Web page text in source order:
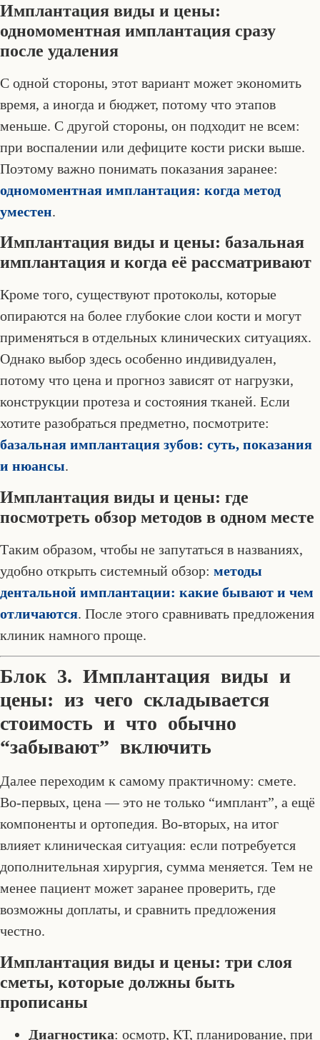
Имплантация виды и цены:
одномоментная имплантация сразу
после удаления
С одной стороны, этот вариант может экономить
время, а иногда и бюджет, потому что этапов
меньше. С другой стороны, он подходит не всем:
при воспалении или дефиците кости риски выше.
Поэтому важно понимать показания заранее:
одномоментная имплантация: когда метод
уместен.
Имплантация виды и цены: базальная
имплантация и когда её рассматривают
Кроме того, существуют протоколы, которые
опираются на более глубокие слои кости и могут
применяться в отдельных клинических ситуациях.
Однако выбор здесь особенно индивидуален,
потому что цена и прогноз зависят от нагрузки,
конструкции протеза и состояния тканей. Если
хотите разобраться предметно, посмотрите:
базальная имплантация зубов: суть, показания
и нюансы.
Имплантация виды и цены: где
посмотреть обзор методов в одном месте
Таким образом, чтобы не запутаться в названиях,
удобно открыть системный обзор: методы
дентальной имплантации: какие бывают и чем
отличаются. После этого сравнивать предложения
клиник намного проще.
Блок 3. Имплантация виды и
цены: из чего складывается
стоимость и что обычно
“забывают” включить
Далее переходим к самому практичному: смете.
Во-первых, цена — это не только “имплант”, а ещё
компоненты и ортопедия. Во-вторых, на итог
влияет клиническая ситуация: если потребуется
дополнительная хирургия, сумма меняется. Тем не
менее пациент может заранее проверить, где
возможны доплаты, и сравнить предложения
честно.
Имплантация виды и цены: три слоя
сметы, которые должны быть
прописаны
Диагностика: осмотр, КТ, планирование, при